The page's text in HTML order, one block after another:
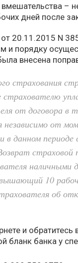
–
дней после
20.11.2015 N
и порядку
внесена
страхования
от договора в
независимо от
в данном
страховой
наличными
10
об
и обратитесь
бланк банка у